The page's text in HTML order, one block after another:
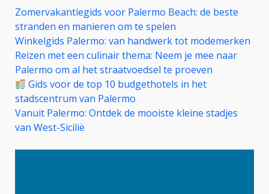
Zomervakantiegids voor Palermo Beach: de beste
stranden en manieren om te spelen
Winkelgids Palermo: van handwerk tot modemerken
Reizen met een culinair thema: Neem je mee naar
Palermo om al het straatvoedsel te proeven
Gids voor de top 10 budgethotels in het
stadscentrum van Palermo
Vanuit Palermo: Ontdek de mooiste kleine stadjes
van West-Sicilië